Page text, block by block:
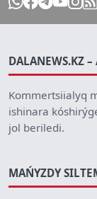
DALANEWS.KZ
Kommertsiialyq
ishinara
jol beriledi.
MAŃYZDY